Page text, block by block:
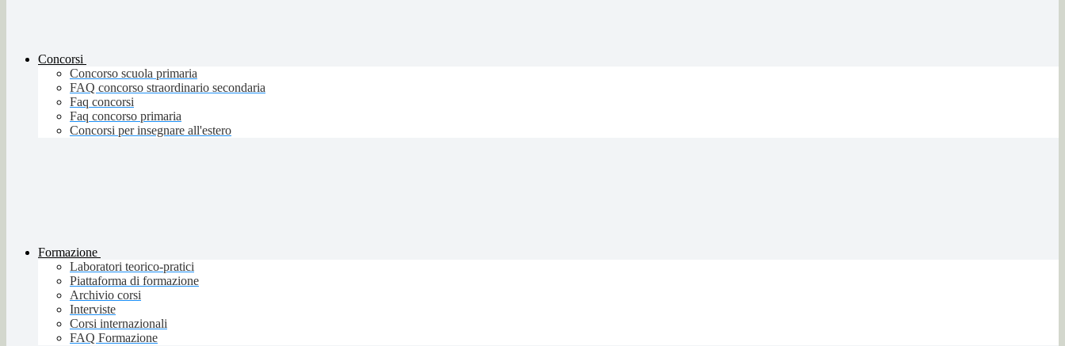
Concorsi
Concorso scuola primaria
FAQ concorso straordinario secondaria
Faq concorsi
Faq concorso primaria
Concorsi per insegnare all'estero
Formazione
Laboratori teorico-pratici
Piattaforma di formazione
Archivio corsi
Interviste
Corsi internazionali
FAQ Formazione